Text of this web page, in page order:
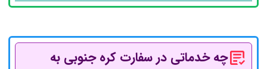
چه خدماتی در سفارت کره جنوبی به